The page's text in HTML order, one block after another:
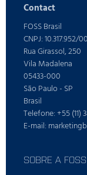
Contact
FOSS Brasil
CNPJ: 10.317.952/
Rua Girassol, 250
Vila Madalena
05433-000
São Paulo - SP
Brasil
Telefone: +55 (11)
E-mail:
SOBRE A FOSS